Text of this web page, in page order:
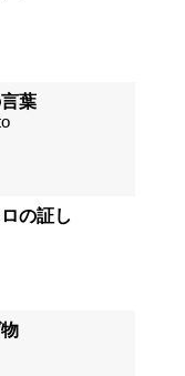
葉
の証し